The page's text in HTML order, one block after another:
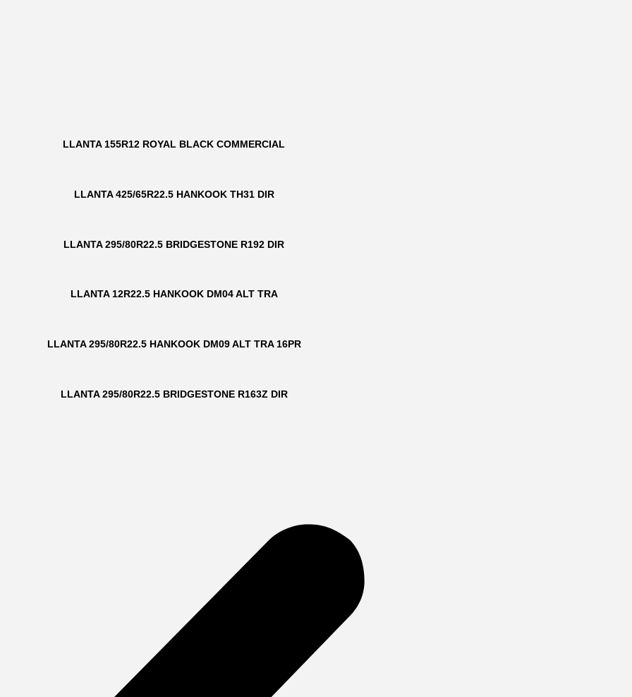
LLANTA 155R12 ROYAL BLACK COMMERCIAL
LLANTA 425/65R22.5 HANKOOK TH31 DIR
LLANTA 295/80R22.5 BRIDGESTONE R192 DIR
LLANTA 12R22.5 HANKOOK DM04 ALT TRA
LLANTA 295/80R22.5 HANKOOK DM09 ALT TRA 16PR
LLANTA 295/80R22.5 BRIDGESTONE R163Z DIR